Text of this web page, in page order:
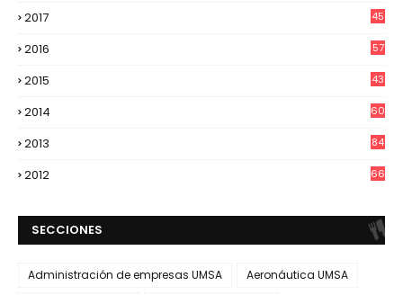
2017 45
2016 57
2015 43
2014 60
2013 84
2012 66
SECCIONES
Administración de empresas UMSA
Aeronáutica UMSA